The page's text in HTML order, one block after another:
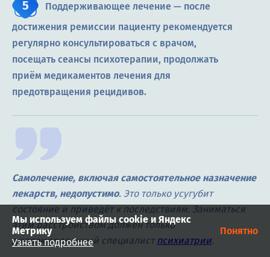
Поддерживающее лечение — после
достижения ремиссии пациенту рекомендуется
регулярно консультироваться с врачом,
посещать сеансы психотерапии, продолжать
приём медикаментов лечения для
предотвращения рецидивов.
Самолечение, включая самостоятельное назначение
лекарств, недопустимо. Это только усугубит
состояние и приведёт к последствиям. Заниматься
этим расстройством должен только
дипломированный специалист психиатрии.
Мы используем файлы cookie и Яндекс
Метрику
Узнать подробнее
Понятно